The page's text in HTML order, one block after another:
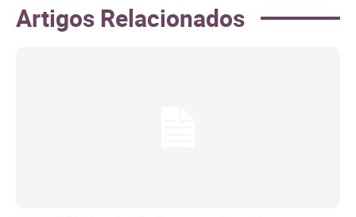
Artigos Relacionados